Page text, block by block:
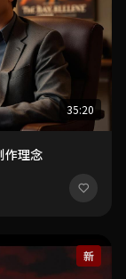
35:20
作理念
新